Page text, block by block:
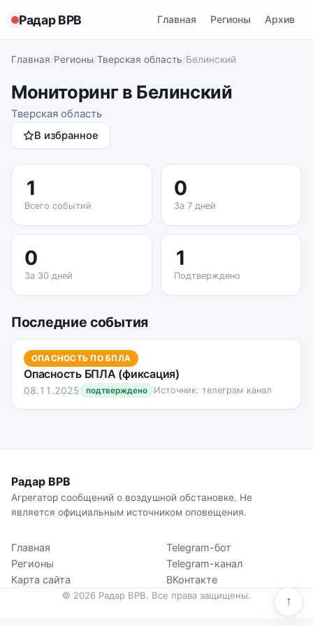
Радар ВРВ Главная Регионы Архив
Главная/Регионы/Тверская область/Белинский
Мониторинг в Белинский
Тверская область
В избранное
1
Всего событий
0
За 7 дней
0
За 30 дней
1
Подтверждено
Последние события
ОПАСНОСТЬ ПО БПЛА
Опасность БПЛА (фиксация)
08.11.2025 подтверждено Источник: телеграм канал
↑
Радар ВРВ
Агрегатор сообщений о воздушной обстановке. Не
является официальным источником оповещения.
Главная
Регионы
Карта сайта
Telegram-бот
Telegram-канал
ВКонтакте
© 2026 Радар ВРВ. Все права защищены.